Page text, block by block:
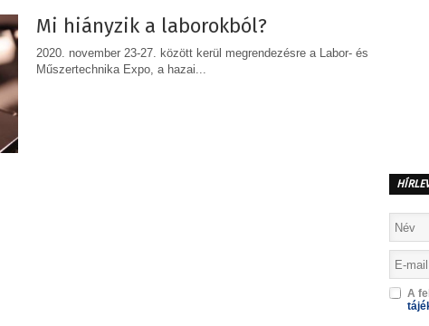
Mi hiányzik a laborokból?
2020. november 23-27. között kerül megrendezésre a Labor- és
Műszertechnika Expo, a hazai...
A